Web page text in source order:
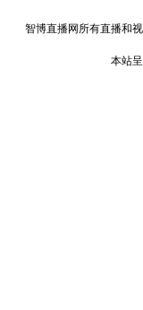
智博直播网所有直播和
本站